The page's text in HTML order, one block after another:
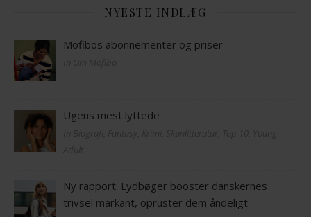
NYESTE INDLÆG
Mofibos abonnementer og priser
Ugens mest lyttede
Ny rapport: Lydbøger booster danskernes
trivsel markant, opruster dem åndeligt